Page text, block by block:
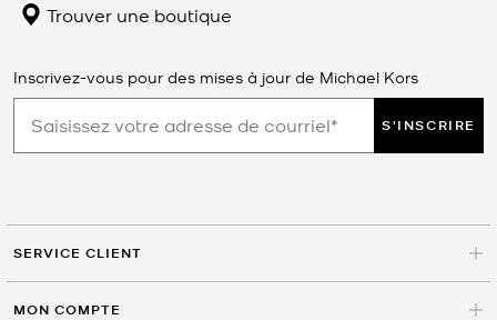
Trouver une boutique
Inscrivez-vous pour des mises à jour de Michael Kors
S'INSCRIRE
SERVICE CLIENT
MON COMPTE